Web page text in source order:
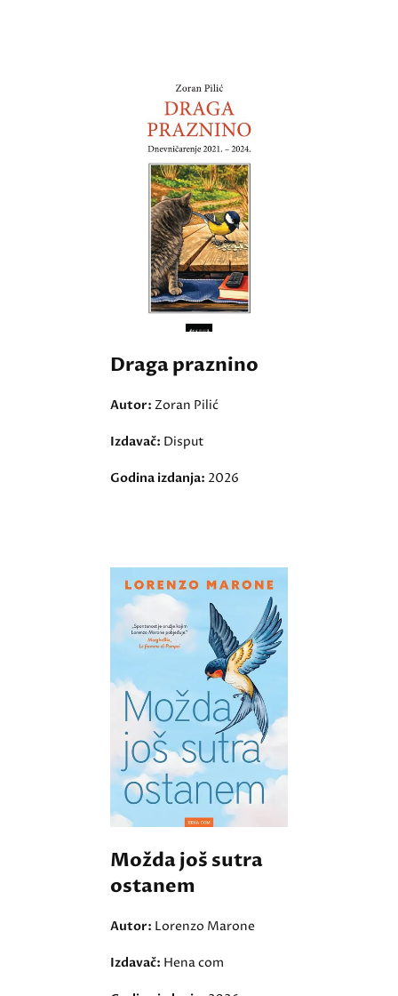
Draga praznino
Autor: Zoran Pilić
Izdavač: Disput
Godina izdanja: 2026
Možda još sutra
ostanem
Autor: Lorenzo Marone
Izdavač: Hena com